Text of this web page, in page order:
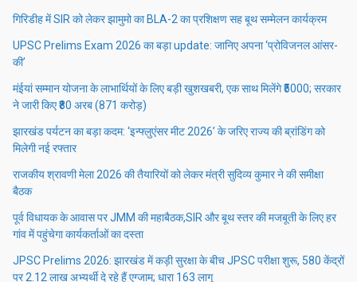
गिरिडीह में SIR को लेकर झामुमो का BLA-2 का प्रशिक्षण सह बूथ सम्मेलन कार्यक्रम
UPSC Prelims Exam 2026 का बड़ा update: जानिए अपना ‘प्रोविजनल आंसर-
की’
मंईयां सम्मान योजना के लाभार्थियों के लिए बड़ी खुशखबरी, एक साथ मिलेंगे ₹5000; सरकार
ने जारी किए ₹80 अरब (871 करोड़)
झारखंड पर्यटन का बड़ा कदम: ‘इन्फ्लुएंसर मीट 2026’ के जरिए राज्य की ब्रांडिंग को
मिलेगी नई रफ्तार
राजकीय श्रावणी मेला 2026 की तैयारियों को लेकर मंत्री सुदिव्य कुमार ने की समीक्षा
बैठक
पूर्व विधायक के आवास पर JMM की महाबैठक,SIR और बूथ स्तर की मजबूती के लिए हर
गांव में पहुंचेगा कार्यकर्ताओं का दस्ता
JPSC Prelims 2026: झारखंड में कड़ी सुरक्षा के बीच JPSC परीक्षा शुरू, 580 केंद्रों
पर 2.12 लाख अभ्यर्थी दे रहे हैं एग्जाम; धारा 163 लागू